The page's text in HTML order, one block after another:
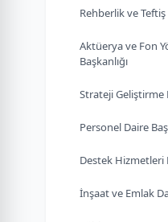
Rehberlik ve Teftiş
Aktüerya ve Fon
Başkanlığı
Strateji Geliştirme
Personel Daire
Destek Hizmetleri
İnşaat ve Emlak